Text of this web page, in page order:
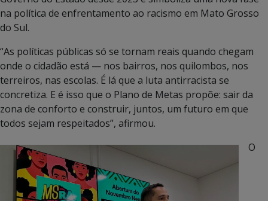
na política de enfrentamento ao racismo em Mato Grosso
do Sul.
“As políticas públicas só se tornam reais quando chegam
onde o cidadão está — nos bairros, nos quilombos, nos
terreiros, nas escolas. É lá que a luta antirracista se
concretiza. E é isso que o Plano de Metas propõe: sair da
zona de conforto e construir, juntos, um futuro em que
todos sejam respeitados”, afirmou.
O